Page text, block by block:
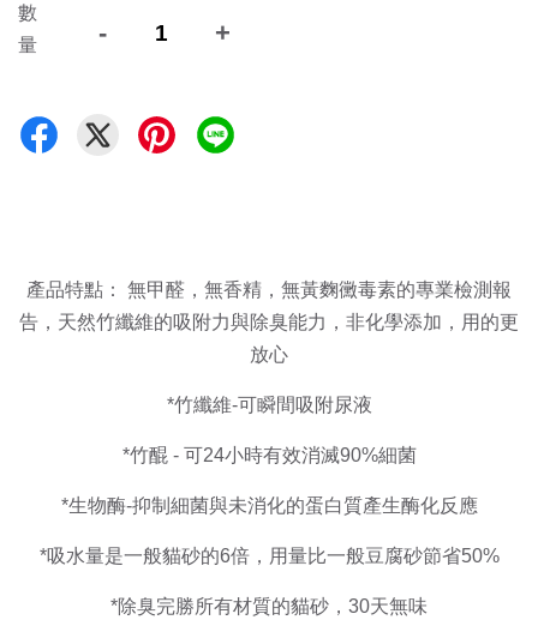
數
量
- +
產品特點： 無甲醛，無香精，無黃麴黴毒素的專業檢測報
告，天然竹纖維的吸附力與除臭能力，非化學添加，用的更
放心
*竹纖維-可瞬間吸附尿液
*竹醌 - 可24小時有效消滅90%細菌
*生物酶-抑制細菌與未消化的蛋白質產生酶化反應
*吸水量是一般貓砂的6倍，用量比一般豆腐砂節省50%
*除臭完勝所有材質的貓砂，30天無味